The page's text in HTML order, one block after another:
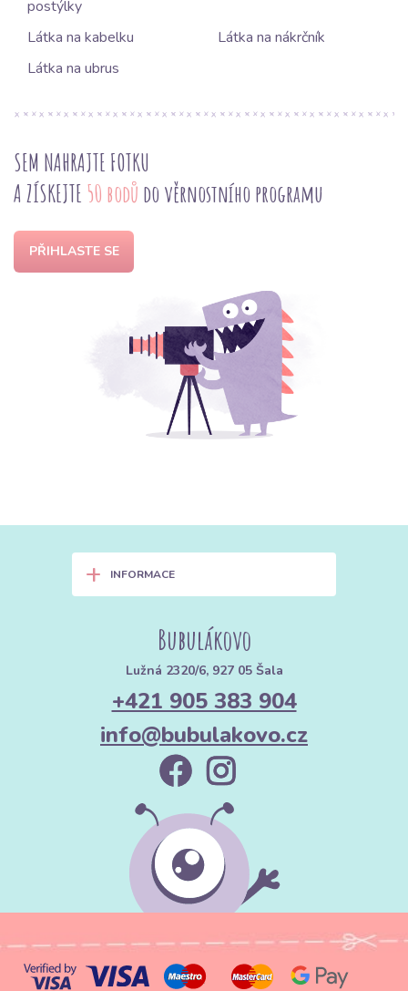
postýlky
Látka na kabelku
Látka na nákrčník
Látka na ubrus
SEM NAHRAJTE FOTKU
A ZÍSKEJTE 50 bodů do věrnostního programu
PŘIHLASTE SE
+ INFORMACE
Bubulákovo
Lužná 2320/6, 927 05 Šala
+421 905 383 904
info@bubulakovo.cz